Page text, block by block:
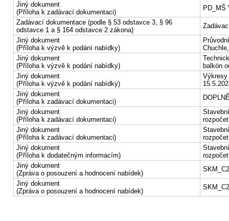
Jiný dokument
(Příloha k zadávací dokumentaci)
PD_MŠ
Zadávací dokumentace (podle § 53 odstavce 3, § 96
odstavce 1 a § 164 odstavce 2 zákona)
Jiný dokument
(Příloha k výzvě k podání nabídky)
Jiný dokument
(Příloha k výzvě k podání nabídky)
Jiný dokument
(Příloha k výzvě k podání nabídky)
Výkresy
Jiný dokument
(Příloha k zadávací dokumentaci)
Jiný dokument
(Příloha k zadávací dokumentaci)
Jiný dokument
(Příloha k zadávací dokumentaci)
Jiný dokument
(Příloha k dodatečným informacím)
Jiný dokument
(Zpráva o posouzení a hodnocení nabídek)
Jiný dokument
(Zpráva o posouzení a hodnocení nabídek)